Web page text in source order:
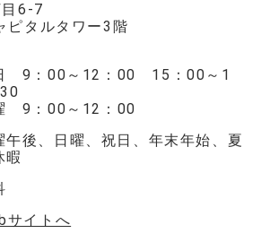
6-7
ピタルタワー3階
9：00～12：00 15：00～1
9：00～12：00
午後、日曜、祝日、年末年始、夏
暇
サイトへ